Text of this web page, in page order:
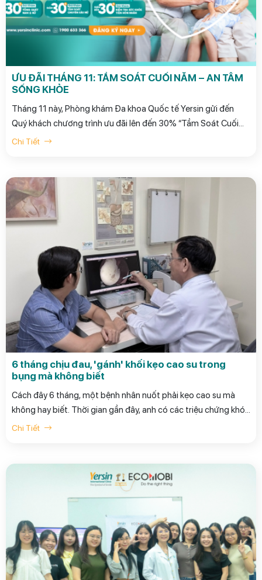
ƯU ĐÃI THÁNG 11: TẦM SOÁT CUỐI NĂM – AN TÂM
SỐNG KHỎE
Tháng 11 này, Phòng khám Đa khoa Quốc tế Yersin gửi đến
Quý khách chương trình ưu đãi lên đến 30% “Tầm Soát Cuối
Năm – An Tâm Sống Khỏe”, giúp bạn và gia đình chủ động
Chi Tiết
6 tháng chịu đau, 'gánh' khối kẹo cao su trong
bụng mà không biết
Cách đây 6 tháng, một bệnh nhân nuốt phải kẹo cao su mà
không hay biết. Thời gian gần đây, anh có các triệu chứng khó
chịu, đặc biệt là chướng bụng thường xuyên xuất hiện.
Chi Tiết